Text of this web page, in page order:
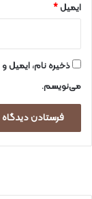
ایمیل*
ذخیره نام، ایمیل
می‌نویسم.